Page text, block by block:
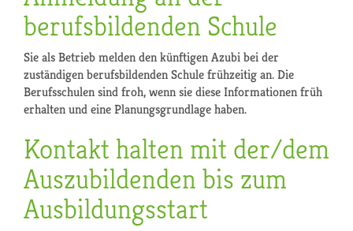
berufsbildenden Schule
Sie als Betrieb melden den künftigen Azubi bei der
zuständigen berufsbildenden Schule frühzeitig an. Die
Berufsschulen sind froh, wenn sie diese Informationen früh
erhalten und eine Planungsgrundlage haben.
Kontakt halten mit der/dem
Auszubildenden bis zum
Ausbildungsstart